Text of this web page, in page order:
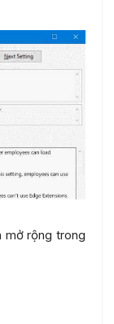
mở rộng trong